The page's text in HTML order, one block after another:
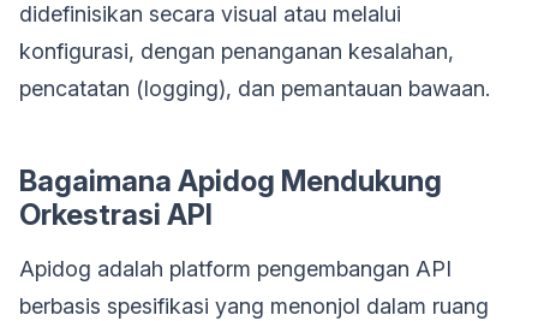
didefinisikan secara visual atau melalui
konfigurasi, dengan penanganan kesalahan,
pencatatan (logging), dan pemantauan bawaan.
Bagaimana Apidog Mendukung
Orkestrasi API
Apidog adalah platform pengembangan API
berbasis spesifikasi yang menonjol dalam ruang